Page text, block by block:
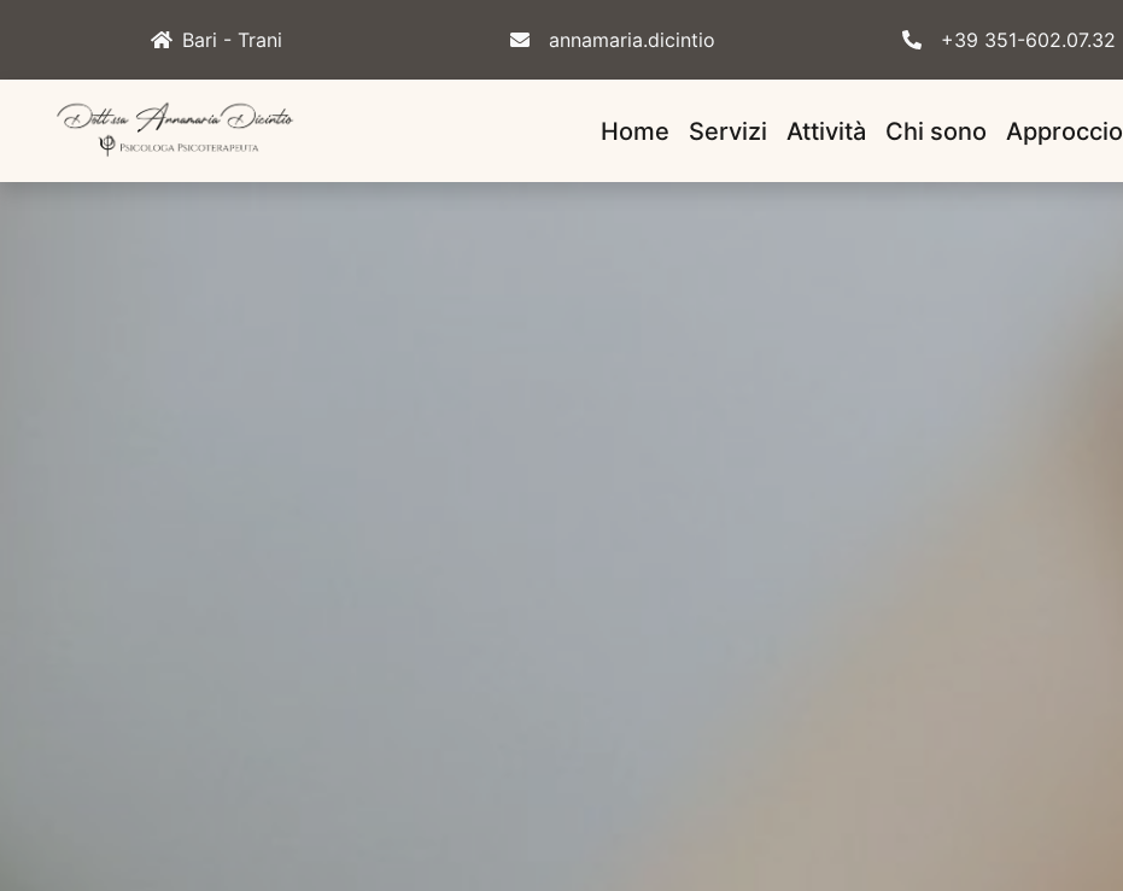
Bari - Trani annamaria.dicintio +39 351-602.07.32
Home Servizi Attività Chi sono Approccio